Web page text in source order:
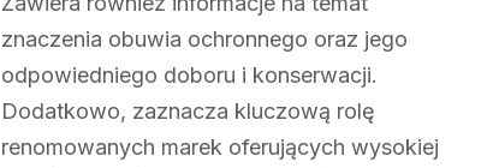
znaczenia obuwia ochronnego oraz jego
odpowiedniego doboru i konserwacji.
Dodatkowo, zaznacza kluczową rolę
renomowanych marek oferujących wysokiej